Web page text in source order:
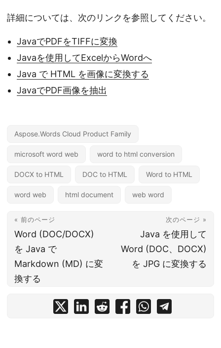
詳細については、次のリンクを参照してください。
JavaでPDFをTIFFに変換
Javaを使用してExcelからWordへ
Java で HTML を画像に変換する
JavaでPDF画像を抽出
Aspose.Words Cloud Product Family
microsoft word web word to html conversion
DOCX to HTML DOC to HTML Word to HTML
word web html document web word
« 前のページ
Word (DOC/DOCX)
を Java で
Markdown (MD) に変
換する
次のページ »
Java を使用して
Word (DOC、DOCX)
を JPG に変換する